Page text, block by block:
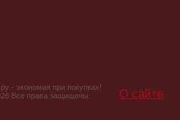
- экономия при покупках!
Все права защищены.
О сайте